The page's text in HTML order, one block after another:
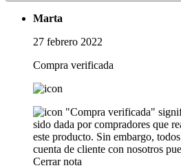
Marta
27 febrero 2022
Compra verificada
"Compra verificada"
sido dada por compradores que
este producto. Sin embargo,
cuenta de cliente con nosotros
Cerrar nota